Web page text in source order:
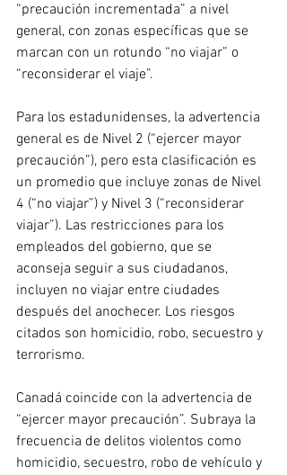
“precaución incrementada” a nivel
general, con zonas específicas que se
marcan con un rotundo “no viajar” o
“reconsiderar el viaje”.
Para los estadunidenses, la advertencia
general es de Nivel 2 (“ejercer mayor
precaución”), pero esta clasificación es
un promedio que incluye zonas de Nivel
4 (“no viajar”) y Nivel 3 (“reconsiderar
viajar”). Las restricciones para los
empleados del gobierno, que se
aconseja seguir a sus ciudadanos,
incluyen no viajar entre ciudades
después del anochecer. Los riesgos
citados son homicidio, robo, secuestro y
terrorismo.
Canadá coincide con la advertencia de
“ejercer mayor precaución”. Subraya la
frecuencia de delitos violentos como
homicidio, secuestro, robo de vehículo y